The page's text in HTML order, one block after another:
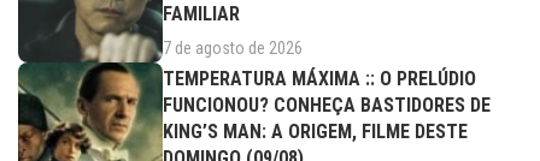
FAMILIAR
7 de agosto de 2026
TEMPERATURA MÁXIMA :: O PRELÚDIO
FUNCIONOU? CONHEÇA BASTIDORES DE
KING’S MAN: A ORIGEM, FILME DESTE